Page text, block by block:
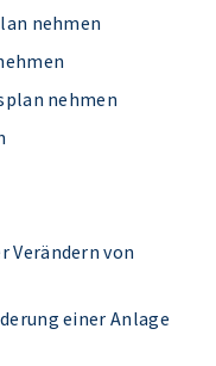
nehmen
nehmen
Verändern von
einer Anlage